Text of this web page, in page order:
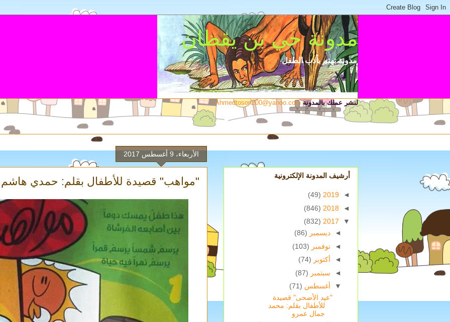
مدونة حي بن يقظان
مدونة تهتم بأدب الطفل
لنشر عملك بالمدونةAhmedtoson200@yahoo.com
الأربعاء، 9 أغسطس 2017
"مواهب" قصيدة للأطفال بقلم: حمدي أرشيف المدونة الإلكترونية
◄
2019
(49)
◄
2018
(846)
▼
2017
(832)
◄ ديسمبر (86)
◄ نوفمبر (103)
◄ أكتوبر (74)
◄ سبتمبر (87)
▼ أغسطس (71)
"عيد الأضحى" قصيدة
للأطفال بقلم: محمد
جمال عمرو